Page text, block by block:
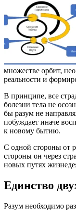
множестве орбит,
реальности и
В принципе, все
болезни тела не
бы разум не
побуждает иначе
к новому бытию.
С одной стороны от
стороны он через
новых путях
Единство
Разум необходимо